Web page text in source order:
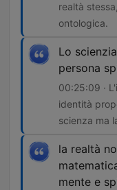
realtà
ontologica.
Lo
persona
00:25:09 ·
identità
scienza ma
la realtà
mente e